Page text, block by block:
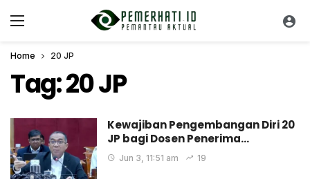
Home 20 JP
Tag:20 JP
Kewajiban Pengembangan Diri 20
JP bagi Dosen Penerima…
Jun 3, 11:51 am 19